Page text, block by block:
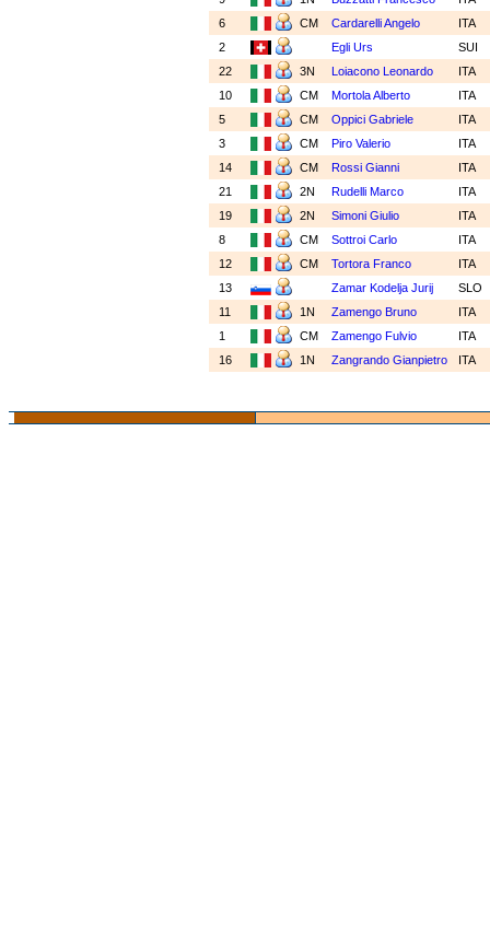
6
CM Cardarelli Angelo ITA
2
Egli Urs
SUI
22
3N Loiacono Leonardo ITA
10
CM Mortola Alberto ITA
5
CM Oppici Gabriele ITA
3
CM Piro Valerio ITA
14
CM Rossi Gianni ITA
21
2N Rudelli Marco ITA
19
2N Simoni Giulio ITA
8
CM Sottroi Carlo ITA
12
CM Tortora Franco ITA
13
Zamar Kodelja Jurij
SLO
11
1N Zamengo Bruno ITA
1
CM Zamengo Fulvio ITA
16
1N Zangrando Gianpietro ITA